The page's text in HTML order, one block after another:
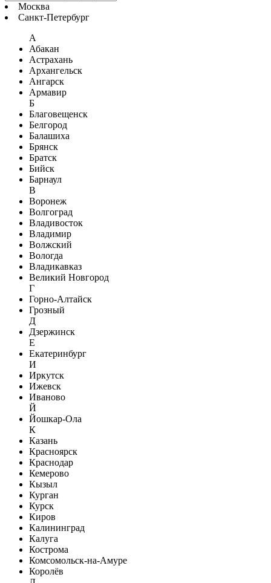
Москва
Санкт-Петербург
А
Абакан
Астрахань
Архангельск
Ангарск
Армавир
Б
Благовещенск
Белгород
Балашиха
Брянск
Братск
Бийск
Барнаул
В
Воронеж
Волгоград
Владивосток
Владимир
Волжский
Вологда
Владикавказ
Великий Новгород
Г
Горно-Алтайск
Грозный
Д
Дзержинск
Е
Екатеринбург
И
Иркутск
Ижевск
Иваново
Й
Йошкар-Ола
К
Казань
Красноярск
Краснодар
Кемерово
Кызыл
Курган
Курск
Киров
Калининград
Калуга
Кострома
Комсомольск-на-Амуре
Королёв